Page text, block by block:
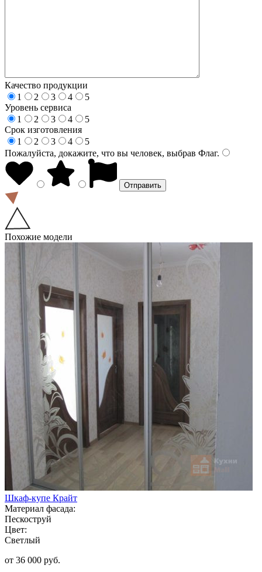
Качество продукции
1
2 3 4
5
Уровень сервиса
1
2 3 4
5
Срок изготовления
1
2 3 4
5
Пожалуйста, докажите, что вы человек, выбрав Флаг.
Похожие модели
Шкаф-купе Крайт
Материал фасада:
Пескоструй
Цвет:
Светлый
от 36 000 руб.